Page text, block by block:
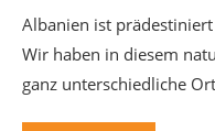
Albanien ist
Wir haben in diesem
ganz unterschiedliche